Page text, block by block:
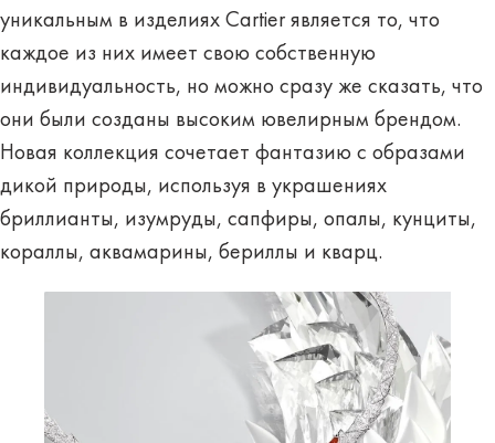
уникальным в изделиях Cartier является то, что
каждое из них имеет свою собственную
индивидуальность, но можно сразу же сказать, что
они были созданы высоким ювелирным брендом.
Новая коллекция сочетает фантазию с образами
дикой природы, используя в украшениях
бриллианты, изумруды, сапфиры, опалы, кунциты,
кораллы, аквамарины, бериллы и кварц.